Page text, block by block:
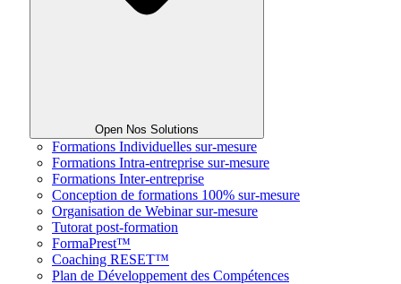
Open Nos Solutions
Formations Individuelles sur-mesure
Formations Intra-entreprise sur-mesure
Formations Inter-entreprise
Conception de formations 100% sur-mesure
Organisation de Webinar sur-mesure
Tutorat post-formation
FormaPrest™
Coaching RESET™
Plan de Développement des Compétences